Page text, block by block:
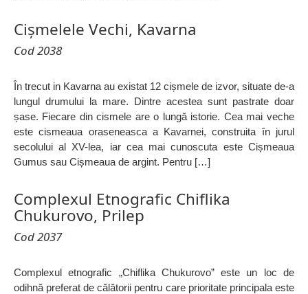
Cișmelele Vechi, Kavarna
Cod 2038
În trecut in Kavarna au existat 12 cișmele de izvor, situate de-a
lungul drumului la mare. Dintre acestea sunt pastrate doar
șase. Fiecare din cismele are o lungă istorie. Cea mai veche
este cismeaua oraseneasca a Kavarnei, construita în jurul
secolului al XV-lea, iar cea mai cunoscuta este Cișmeaua
Gumus sau Cișmeaua de argint. Pentru […]
Complexul Etnografic Chiflika
Chukurovo, Prilep
Cod 2037
Complexul etnografic „Chiflika Chukurovo” este un loc de
odihnă preferat de călătorii pentru care prioritate principala este